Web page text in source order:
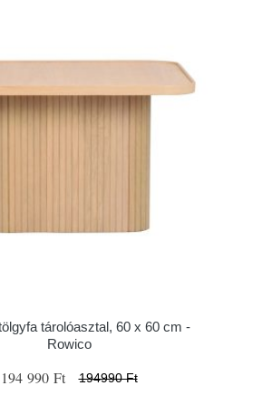
tárolóasztal, 60 x 60 cm -
Rowico
194 990 Ft 194990 Ft